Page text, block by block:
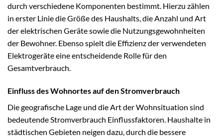
durch verschiedene Komponenten bestimmt. Hierzu zählen
in erster Linie die Größe des Haushalts, die Anzahl und Art
der elektrischen Geräte sowie die Nutzungsgewohnheiten
der Bewohner. Ebenso spielt die Effizienz der verwendeten
Elektrogeräte eine entscheidende Rolle für den
Gesamtverbrauch.
Einfluss des Wohnortes auf den Stromverbrauch
Die geografische Lage und die Art der Wohnsituation sind
bedeutende Stromverbrauch Einflussfaktoren. Haushalte in
städtischen Gebieten neigen dazu, durch die bessere